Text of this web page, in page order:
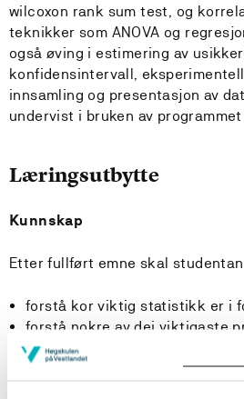
wilcoxon rank sum test, og
teknikker som ANOVA og
også øving i estimering av
konfidensintervall,
innsamling og presentasjon av
undervist i bruken av programmet
Læringsutbytte
Kunnskap
Etter fullført emne skal
forstå kor viktig statistikk er i
forstå nokre av dei viktigaste
kunne betrakte omverda meir
mønster og trendar